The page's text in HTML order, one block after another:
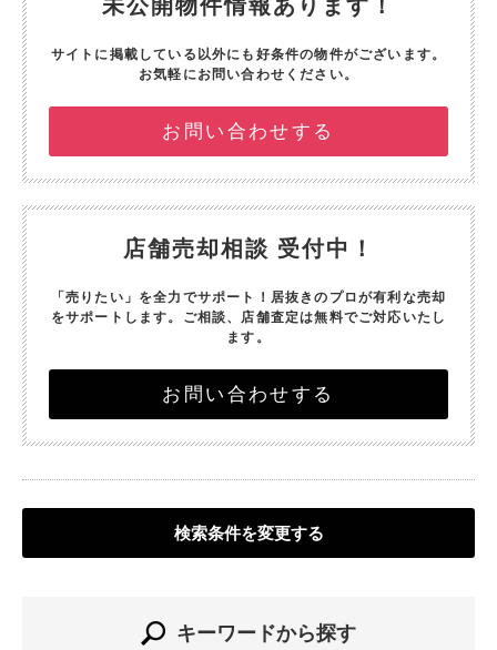
未公開物件情報あります！
サイトに掲載している以外にも好条件の物件がございます。
お気軽にお問い合わせください。
お問い合わせする
店舗売却相談 受付中！
「売りたい」を全力でサポート！ 居抜きのプロが有利な売却
をサポートします。 ご相談、店舗査定は無料でご対応いたし
ます。
お問い合わせする
検索条件を変更する
キーワードから探す